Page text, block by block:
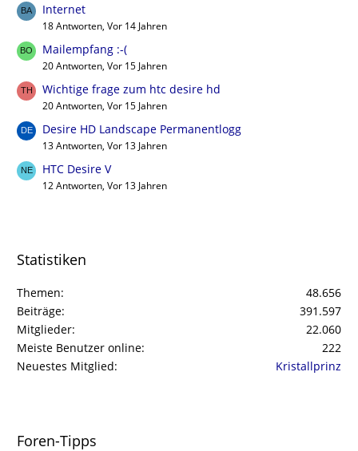
Internet
18 Antworten, Vor 14 Jahren
Mailempfang :-(
20 Antworten, Vor 15 Jahren
Wichtige frage zum htc desire hd
20 Antworten, Vor 15 Jahren
Desire HD Landscape Permanentlogg
13 Antworten, Vor 13 Jahren
HTC Desire V
12 Antworten, Vor 13 Jahren
Statistiken
Themen
48.656
Beiträge
391.597
Mitglieder
22.060
Meiste Benutzer online
222
Neuestes Mitglied
Kristallprinz
Foren-Tipps